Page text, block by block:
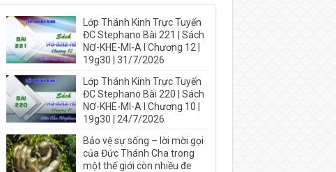
Lớp Thánh Kinh Trực Tuyến
ĐC Stephano Bài 221 | Sách
NƠ-KHE-MI-A I Chương 12 |
19g30 | 31/7/2026
Lớp Thánh Kinh Trực Tuyến
ĐC Stephano Bài 220 | Sách
NƠ-KHE-MI-A I Chương 10 |
19g30 | 24/7/2026
Bảo vệ sự sống – lời mời gọi
của Đức Thánh Cha trong
một thế giới còn nhiều đe